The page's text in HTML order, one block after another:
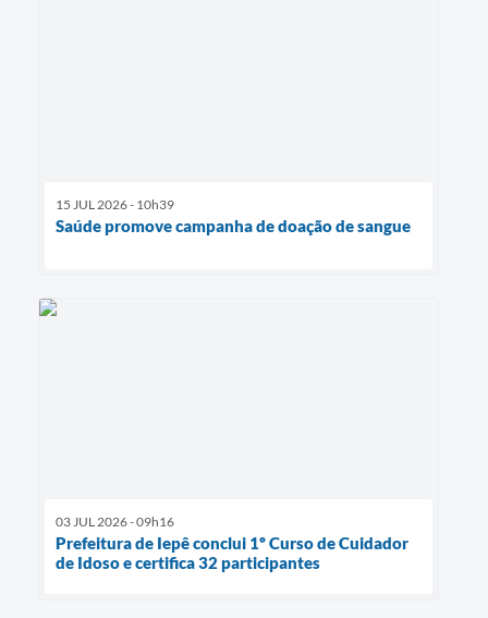
15 JUL 2026 - 10h39
Saúde promove campanha de doação de sangue
03 JUL 2026 - 09h16
Prefeitura de Iepê conclui 1º Curso de Cuidador
de Idoso e certifica 32 participantes